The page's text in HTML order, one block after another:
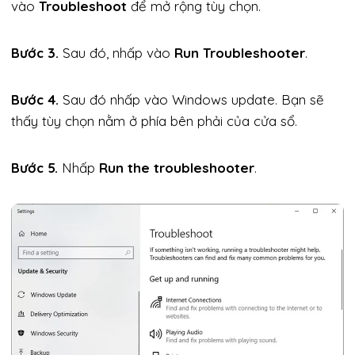
vào Troubleshoot để mở rộng tùy chọn.
Bước 3. Sau đó, nhấp vào Run Troubleshooter.
Bước 4. Sau đó nhấp vào Windows update. Bạn sẽ
thấy tùy chọn nằm ở phía bên phải của cửa sổ.
Bước 5. Nhấp Run the troubleshooter.